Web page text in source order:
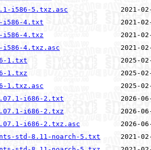
i586-5.txz.asc
i586-4.txt
i586-4.txz
4.txz.asc
1.txt
1.txz
1.txz.asc
i686-2.txt
i686-2.txz
i686-2.txz.asc
std-8.11-noarch-5.txt